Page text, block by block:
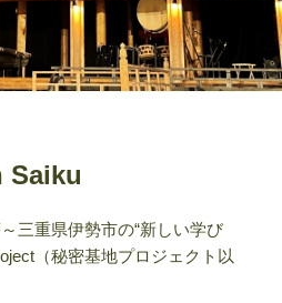
Saiku
三重県伊勢市の“新しい学び
（秘密基地プロジェクト以